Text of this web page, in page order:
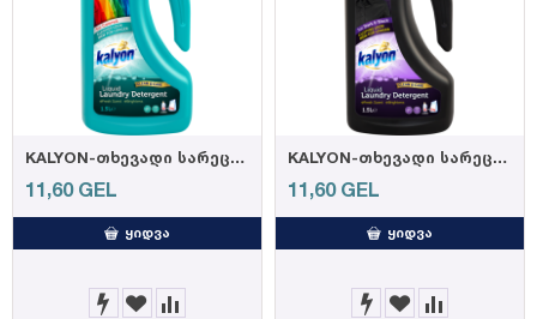
KALYON-თხევადი სარეცხი საშუალება ფერადებისთვის 1500მლ (9)
11,60 GEL
ᲧᲘᲓᲕᲐ
KALYON-თხევადი სარეცხი საშუალება შავებისთვის 1500მლ (9)
11,60 GEL
ᲧᲘᲓᲕᲐ